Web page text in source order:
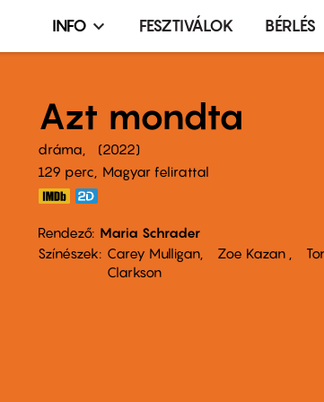
Infó,
terembérlés
menü
INFO FESZTIVÁLOK BÉRLÉS
Azt mondta
dráma
2022
129 perc,
Magyar felirattal
Rendező Maria Schrader
Színészek
Carey Mulligan Zoe Kazan
Clarkson